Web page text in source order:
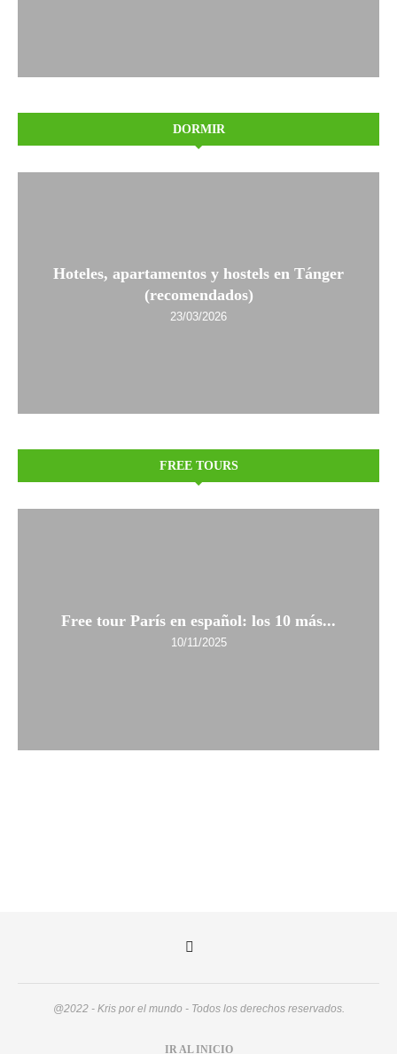
DORMIR
Hoteles, apartamentos y hostels en Tánger
(recomendados)
23/03/2026
FREE TOURS
Free tour París en español: los 10 más...
10/11/2025
@2022 - Kris por el mundo - Todos los derechos reservados.
IR AL INICIO